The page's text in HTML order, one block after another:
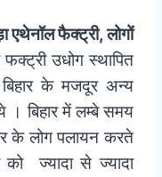
एथेनॉल फैक्ट्री, लोगों
फक्ट्री उधोग स्थापित
के मजदूर अन्य
। बिहार में लम्बे समय
के लोग पलायन करते
ज्यादा से ज्यादा